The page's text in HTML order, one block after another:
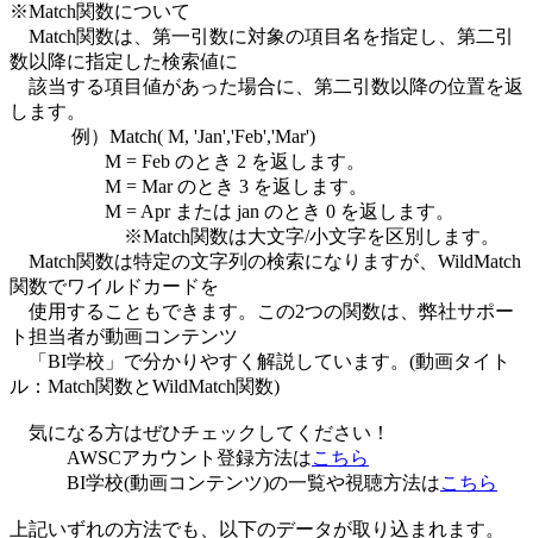
※Match関数について
Match関数は、第一引数に対象の項目名を指定し、第二引
数以降に指定した検索値に
該当する項目値があった場合に、第二引数以降の位置を返
します。
例）Match( M, 'Jan','Feb','Mar')
M = Feb のとき 2 を返します。
M = Mar のとき 3 を返します。
M = Apr または jan のとき 0 を返します。
※Match関数は大文字/小文字を区別します。
Match関数は特定の文字列の検索になりますが、WildMatch
関数でワイルドカードを
使用することもできます。この2つの関数は、弊社サポー
ト担当者が動画コンテンツ
「BI学校」で分かりやすく解説しています。(動画タイト
ル：Match関数とWildMatch関数)
気になる方はぜひチェックしてください！
AWSCアカウント登録方法はこちら
BI学校(動画コンテンツ)の一覧や視聴方法はこちら
上記いずれの方法でも、以下のデータが取り込まれます。